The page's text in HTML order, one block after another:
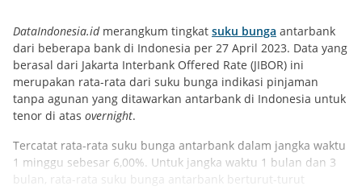
DataIndonesia.id merangkum tingkat suku bunga antarbank
dari beberapa bank di Indonesia per 27 April 2023. Data yang
berasal dari Jakarta Interbank Offered Rate (JIBOR) ini
merupakan rata-rata dari suku bunga indikasi pinjaman
tanpa agunan yang ditawarkan antarbank di Indonesia untuk
tenor di atas overnight.
Tercatat rata-rata suku bunga antarbank dalam jangka waktu
1 minggu sebesar 6,00%. Untuk jangka waktu 1 bulan dan 3
bulan, rata-rata suku bunga antarbank berturut-turut